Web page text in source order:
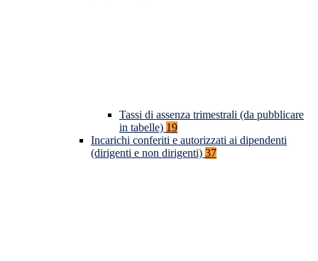
Tassi di assenza trimestrali (da pubblicare
in tabelle) 19
Incarichi conferiti e autorizzati ai dipendenti
(dirigenti e non dirigenti) 37